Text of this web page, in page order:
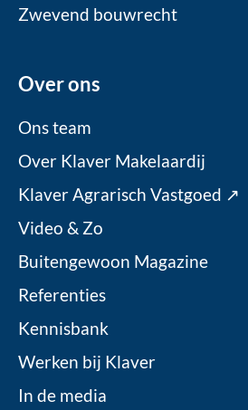
Zwevend bouwrecht
Over ons
Ons team
Over Klaver Makelaardij
Klaver Agrarisch Vastgoed ↗
Video & Zo
Buitengewoon Magazine
Referenties
Kennisbank
Werken bij Klaver
In de media